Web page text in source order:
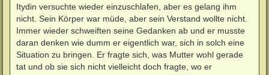
Itydin versuchte wieder einzuschlafen, aber es gelang ihm
nicht. Sein Körper war müde, aber sein Verstand wollte nicht.
Immer wieder schweiften seine Gedanken ab und er musste
daran denken wie dumm er eigentlich war, sich in solch eine
Situation zu bringen. Er fragte sich, was Mutter wohl gerade
tat und ob sie sich nicht vielleicht doch fragte, wo er